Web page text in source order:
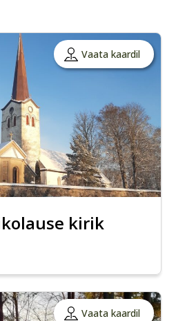
Vaata kaardil
kirik
Vaata kaardil